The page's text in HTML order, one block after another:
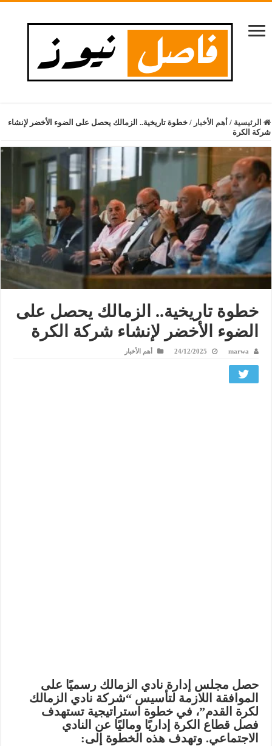
الرئيسية / أهم الأخبار / خطوة تاريخية.. الزمالك يحصل على الضوء الأخضر لإنشاء
شركة الكرة
خطوة تاريخية.. الزمالك يحصل على
الضوء الأخضر لإنشاء شركة الكرة
marwa
24/12/2025 أهم الأخبار
حصل مجلس إدارة نادي الزمالك رسميًا على
الموافقة اللازمة لتأسيس “شركة نادي الزمالك
لكرة القدم”، في خطوة استراتيجية تستهدف
فصل قطاع الكرة إداريًا وماليًا عن النادي
الاجتماعي. وتهدف هذه الخطوة إلى: